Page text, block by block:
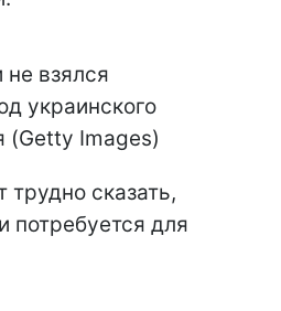
взялся
украинского
(Getty Images)
сказать,
потребуется для